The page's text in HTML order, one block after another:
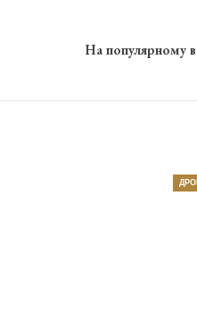
На популярному в